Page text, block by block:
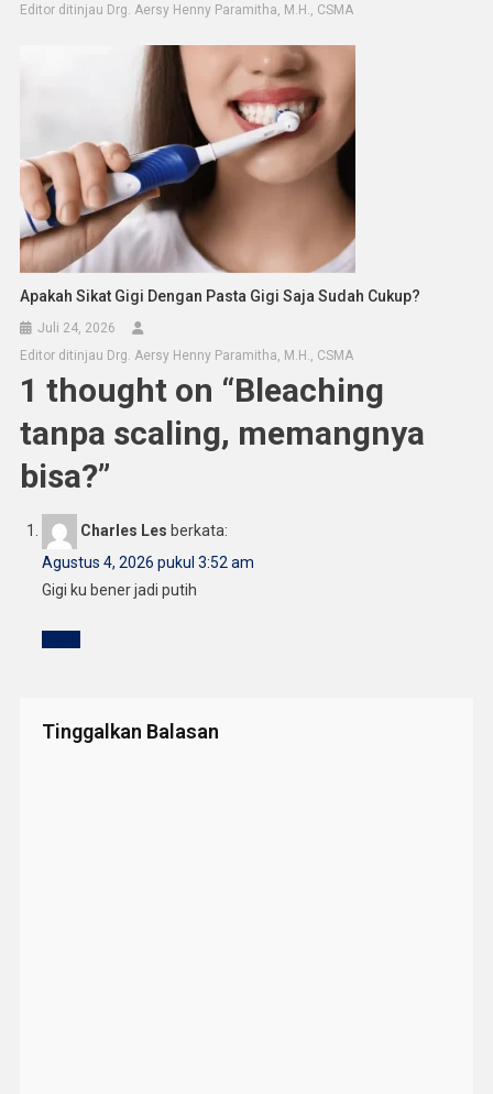
Editor ditinjau Drg. Aersy Henny Paramitha, M.H., CSMA
Apakah Sikat Gigi Dengan Pasta Gigi Saja Sudah Cukup?
Juli 24, 2026
Editor ditinjau Drg. Aersy Henny Paramitha, M.H., CSMA
1 thought on “Bleaching
tanpa scaling, memangnya
bisa?”
Charles Les berkata:
Agustus 4, 2026 pukul 3:52 am
Gigi ku bener jadi putih
Tinggalkan Balasan